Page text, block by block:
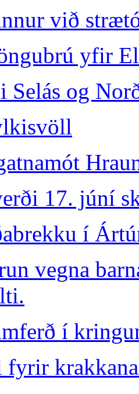
við
yfir
Selás og
17. júní
í
vegna
í
fyrir